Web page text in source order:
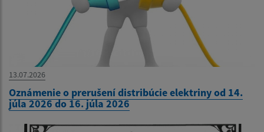
13.07.2026
Oznámenie o prerušení distribúcie elektriny od 14.
júla 2026 do 16. júla 2026